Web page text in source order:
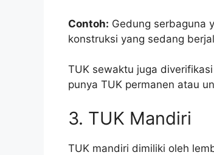
Contoh: Gedung serbaguna
konstruksi yang sedang
TUK sewaktu juga
punya TUK permanen atau
3. TUK Mandiri
TUK mandiri dimiliki oleh